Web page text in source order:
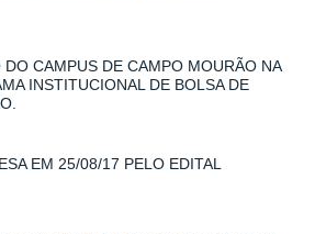
CAMPUS DE CAMPO MOURÃO NA
INSTITUCIONAL DE BOLSA DE
EM 25/08/17 PELO EDITAL